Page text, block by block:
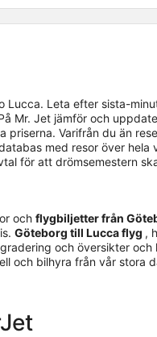
Leta efter sista-
Mr. Jet jämför och
Varifrån du än
med resor över
för att drömsemestern
och flygbiljetter från
Göteborg till Lucca flyg ,
och översikter
och bilhyra från vår stora